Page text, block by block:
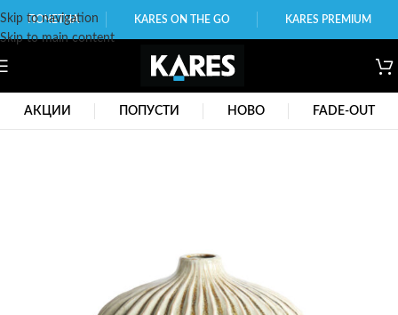
Skip to navigation
Skip to main content
ПОЧЕТНА KARES ON THE GO KARES PREMIUM
АКЦИИ ПОПУСТИ НОВО FADE-OUT